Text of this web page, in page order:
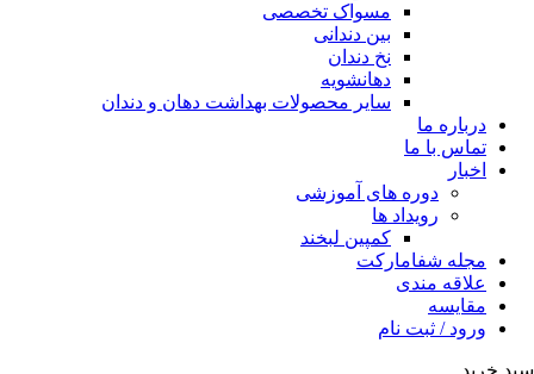
مسواک تخصصی
بین دندانی
نخ دندان
دهانشویه
سایر محصولات بهداشت دهان و دندان
درباره ما
تماس با ما
اخبار
دوره های آموزشی
رویداد ها
کمپین لبخند
مجله شفامارکت
علاقه مندی
مقایسه
ورود / ثبت نام
سبد خرید